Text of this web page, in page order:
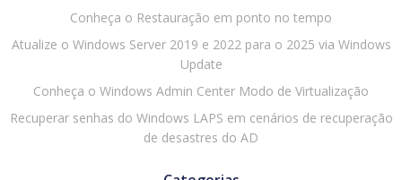
Conheça o Restauração em ponto no tempo
Atualize o Windows Server 2019 e 2022 para o 2025 via Windows
Update
Conheça o Windows Admin Center Modo de Virtualização
Recuperar senhas do Windows LAPS em cenários de recuperação
de desastres do AD